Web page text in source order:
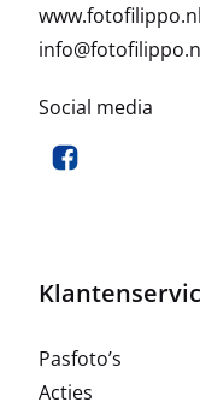
Social media
Pasfoto’s
Acties